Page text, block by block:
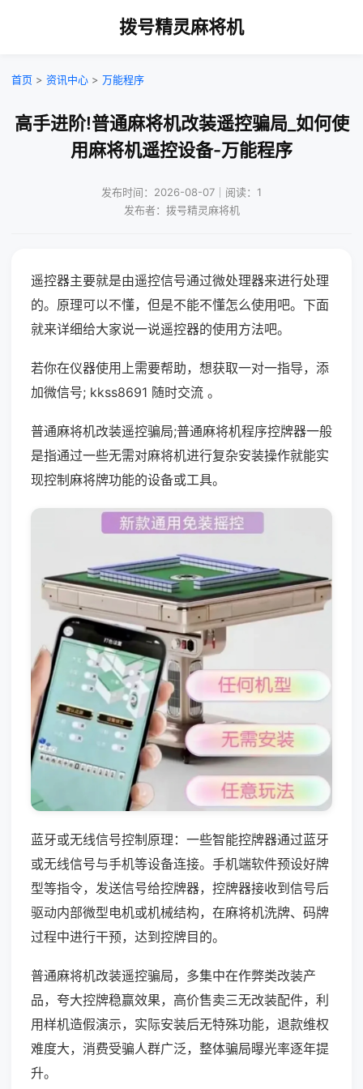
拨号精灵麻将机
首页 > 资讯中心 > 万能程序
高手进阶!普通麻将机改装遥控骗局_如何使
用麻将机遥控设备-万能程序
发布时间：2026-08-07｜阅读：1
发布者：拨号精灵麻将机
遥控器主要就是由遥控信号通过微处理器来进行处理
的。原理可以不懂，但是不能不懂怎么使用吧。下面
就来详细给大家说一说遥控器的使用方法吧。
若你在仪器使用上需要帮助，想获取一对一指导，添
加微信号; kkss8691 随时交流 。
普通麻将机改装遥控骗局;普通麻将机程序控牌器一般
是指通过一些无需对麻将机进行复杂安装操作就能实
现控制麻将牌功能的设备或工具。
蓝牙或无线信号控制原理：一些智能控牌器通过蓝牙
或无线信号与手机等设备连接。手机端软件预设好牌
型等指令，发送信号给控牌器，控牌器接收到信号后
驱动内部微型电机或机械结构，在麻将机洗牌、码牌
过程中进行干预，达到控牌目的。
普通麻将机改装遥控骗局，多集中在作弊类改装产
品，夸大控牌稳赢效果，高价售卖三无改装配件，利
用样机造假演示，实际安装后无特殊功能，退款维权
难度大，消费受骗人群广泛，整体骗局曝光率逐年提
升。